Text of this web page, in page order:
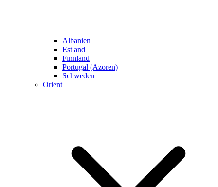
Albanien
Estland
Finnland
Portugal (Azoren)
Schweden
Orient